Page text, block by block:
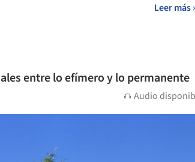
Leer más
entre lo efímero y lo permanente
Audio